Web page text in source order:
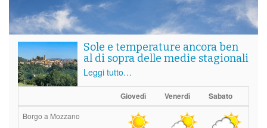
Sole e temperature ancora ben
al di sopra delle medie stagionali
Leggi tutto…
Giovedì Venerdì Sabato
Borgo a Mozzano